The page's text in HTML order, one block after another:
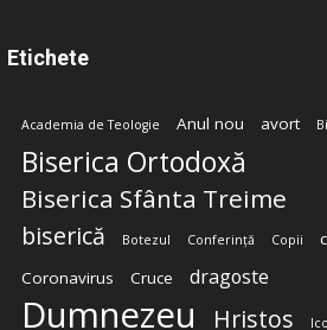
Etichete
Academia de Teologie Anul nou avort
Biserica Ortodoxă
Biserica Sfânta Treime
biserică Botezul Conferință Copii
Coronavirus
Cruce dragoste
Dumnezeu Hristos